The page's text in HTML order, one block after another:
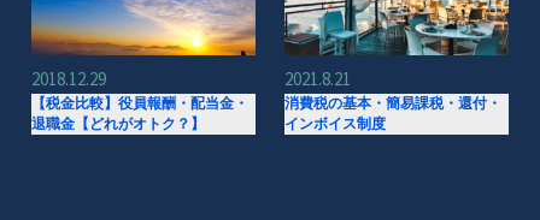
2018.12.29
【税金比較】役員報酬・配当金・
退職金【どれがオトク？】
2021.8.21
消費税の基本・簡易課税・還付・
インボイス制度